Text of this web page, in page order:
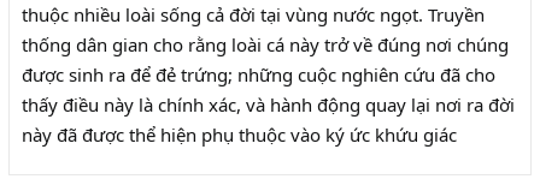
thuộc nhiều loài sống cả đời tại vùng nước ngọt. Truyền
thống dân gian cho rằng loài cá này trở về đúng nơi chúng
được sinh ra để đẻ trứng; những cuộc nghiên cứu đã cho
thấy điều này là chính xác, và hành động quay lại nơi ra đời
này đã được thể hiện phụ thuộc vào ký ức khứu giác